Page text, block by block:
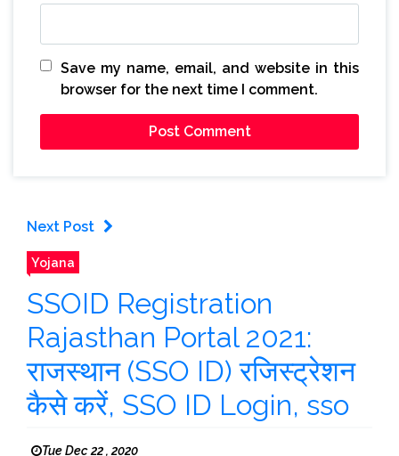
Save my name, email, and website in this
browser for the next time I comment.
Next Post
Yojana
SSOID Registration
Rajasthan Portal 2021:
राजस्थान (SSO ID) रजिस्ट्रेशन
कैसे करें, SSO ID Login, sso
Tue Dec 22 , 2020